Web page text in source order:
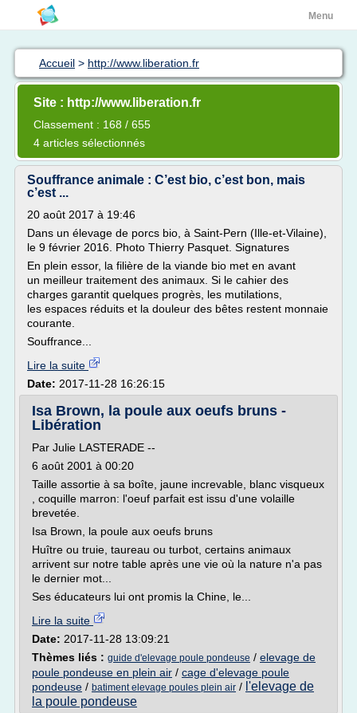
Menu
Accueil > http://www.liberation.fr
Site : http://www.liberation.fr
Classement : 168 / 655
4 articles sélectionnés
Souffrance animale : C’est bio, c’est bon, mais
c’est ...
20 août 2017 à 19:46
Dans un élevage de porcs bio, à Saint-Pern (Ille-et-Vilaine),
le 9 février 2016. Photo Thierry Pasquet. Signatures
En plein essor, la filière de la viande bio met en avant
un meilleur traitement des animaux. Si le cahier des
charges garantit quelques progrès, les mutilations,
les espaces réduits et la douleur des bêtes restent monnaie
courante.
Souffrance...
Lire la suite
Date: 2017-11-28 16:26:15
Isa Brown, la poule aux oeufs bruns -
Libération
Par Julie LASTERADE --
6 août 2001 à 00:20
Taille assortie à sa boîte, jaune increvable, blanc visqueux
, coquille marron: l'oeuf parfait est issu d'une volaille
brevetée.
Isa Brown, la poule aux oeufs bruns
Huître ou truie, taureau ou turbot, certains animaux
arrivent sur notre table après une vie où la nature n'a pas
le dernier mot...
Ses éducateurs lui ont promis la Chine, le...
Lire la suite
Date: 2017-11-28 13:09:21
Thèmes liés : guide d'elevage poule pondeuse / elevage de
poule pondeuse en plein air / cage d'elevage poule
pondeuse / batiment elevage poules plein air / l'elevage de
la poule pondeuse